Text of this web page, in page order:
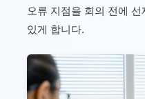
오류 지점을 회의 전에
있게 합니다.